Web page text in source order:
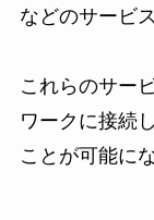
などのサービ
これらのサー
ワークに接続
ことが可能に